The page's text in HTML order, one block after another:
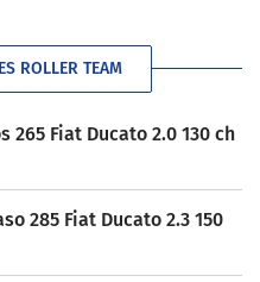
ROLLER TEAM
265 Fiat Ducato 2.0 130 ch
285 Fiat Ducato 2.3 150